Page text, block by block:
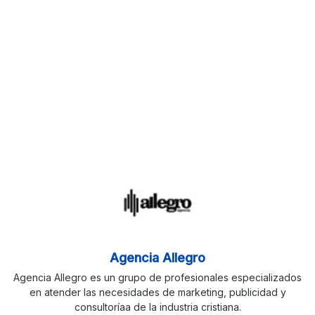
Agencia Allegro
Agencia Allegro es un grupo de profesionales especializados
en atender las necesidades de marketing, publicidad y
consultoríaa de la industria cristiana.